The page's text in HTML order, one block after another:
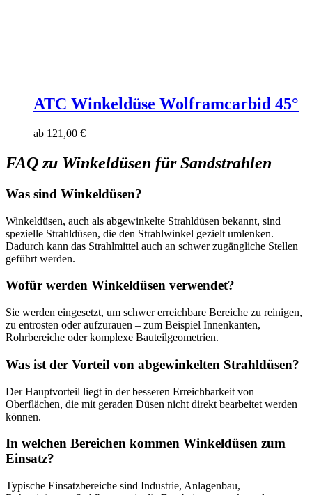
ATC Winkeldüse Wolframcarbid 45°
ab 121,00 €
FAQ zu Winkeldüsen für Sandstrahlen
Was sind Winkeldüsen?
Winkeldüsen, auch als abgewinkelte Strahldüsen bekannt, sind
spezielle Strahldüsen, die den Strahlwinkel gezielt umlenken.
Dadurch kann das Strahlmittel auch an schwer zugängliche Stellen
geführt werden.
Wofür werden Winkeldüsen verwendet?
Sie werden eingesetzt, um schwer erreichbare Bereiche zu reinigen,
zu entrosten oder aufzurauen – zum Beispiel Innenkanten,
Rohrbereiche oder komplexe Bauteilgeometrien.
Was ist der Vorteil von abgewinkelten Strahldüsen?
Der Hauptvorteil liegt in der besseren Erreichbarkeit von
Oberflächen, die mit geraden Düsen nicht direkt bearbeitet werden
können.
In welchen Bereichen kommen Winkeldüsen zum
Einsatz?
Typische Einsatzbereiche sind Industrie, Anlagenbau,